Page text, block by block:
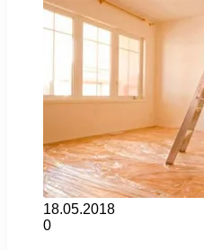
18.05.2018
0